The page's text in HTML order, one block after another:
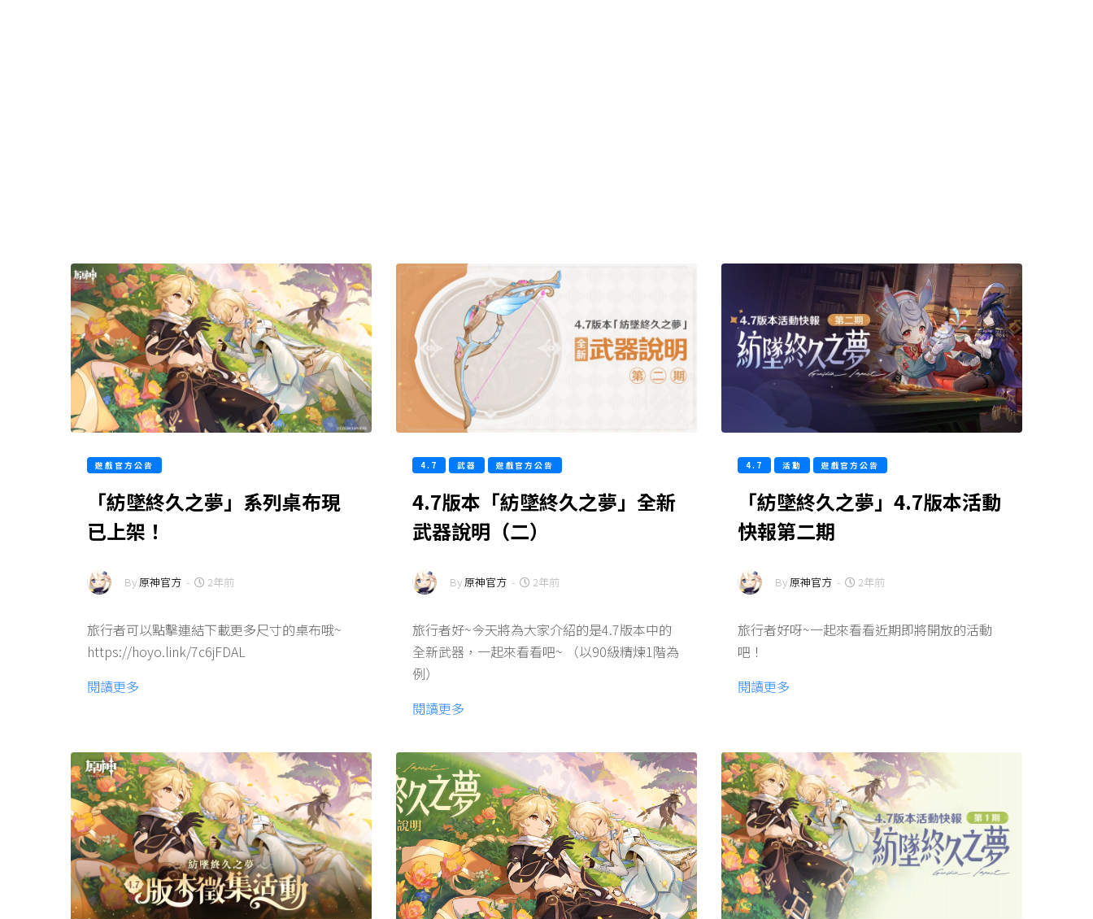
遊戲官方公告
「紡墜終久之夢」系列桌布現
已上架！
By原神官方 - 2年前
旅行者可以點擊連結下載更多尺寸的桌布哦~
https://hoyo.link/7c6jFDAL
閱讀更多
4.7 武器 遊戲官方公告
4.7版本「紡墜終久之夢」全新
武器說明（二）
By原神官方 - 2年前
旅行者好~今天將為大家介紹的是4.7版本中的
全新武器，一起來看看吧~ （以90級精煉1階為
例）
閱讀更多
4.7 活動 遊戲官方公告
「紡墜終久之夢」4.7版本活動
快報第二期
By原神官方 - 2年前
旅行者好呀~一起來看看近期即將開放的活動
吧！
閱讀更多